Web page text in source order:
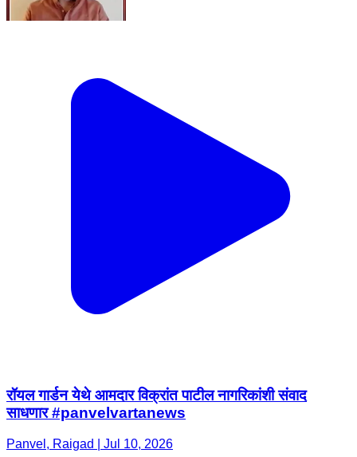
रॉयल गार्डन येथे आमदार विक्रांत पाटील नागरिकांशी संवाद
साधणार #panvelvartanews
Panvel, Raigad | Jul 10, 2026